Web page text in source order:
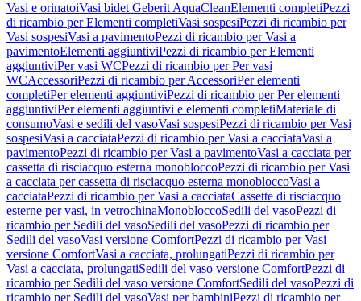
Vasi e orinatoiVasi bidet Geberit AquaCleanElementi completiPezzi
di ricambio per Elementi completiVasi sospesiPezzi di ricambio per
Vasi sospesiVasi a pavimentoPezzi di ricambio per Vasi a
pavimentoElementi aggiuntiviPezzi di ricambio per Elementi
aggiuntiviPer vasi WCPezzi di ricambio per Per vasi
WCAccessoriPezzi di ricambio per AccessoriPer elementi
completiPer elementi aggiuntiviPezzi di ricambio per Per elementi
aggiuntiviPer elementi aggiuntivi e elementi completiMateriale di
consumoVasi e sedili del vasoVasi sospesiPezzi di ricambio per Vasi
sospesiVasi a cacciataPezzi di ricambio per Vasi a cacciataVasi a
pavimentoPezzi di ricambio per Vasi a pavimentoVasi a cacciata per
cassetta di risciacquo esterna monobloccoPezzi di ricambio per Vasi
a cacciata per cassetta di risciacquo esterna monobloccoVasi a
cacciataPezzi di ricambio per Vasi a cacciataCassette di risciacquo
esterne per vasi, in vetrochinaMonobloccoSedili del vasoPezzi di
ricambio per Sedili del vasoSedili del vasoPezzi di ricambio per
Sedili del vasoVasi versione ComfortPezzi di ricambio per Vasi
versione ComfortVasi a cacciata, prolungatiPezzi di ricambio per
Vasi a cacciata, prolungatiSedili del vaso versione ComfortPezzi di
ricambio per Sedili del vaso versione ComfortSedili del vasoPezzi di
ricambio per Sedili del vasoVasi per bambiniPezzi di ricambio per